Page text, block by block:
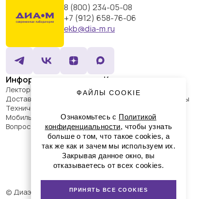
оборудование
Все новости
8 (800) 234-05-08
+7 (912) 658-76-06
ekb@dia-m.ru
Информация
Лекторий Диаэм
Доставка и оплата
Технический сервис
Мобильное приложение
Вопрос-ответ
Каталог
Спецпредложения
Оборудование, приборы
принадлежности
Химические реактивы,
препараты, наборы
Предметный указатель
Библиотека
Производители
© Диаэм, 1988 — 2026. Все
Публичная оферта
Форма успешно
отправлена
Мы свяжемся с вами в течение 15 минут
ФАЙЛЫ COOKIE
Ознакомьтесь с Политикой
конфиденциальности, чтобы узнать
больше о том, что такое cookies, а
так же как и зачем мы используем их.
Закрывая данное окно, вы
отказываетесь от всех cookies.
ПРИНЯТЬ ВСЕ COOKIES